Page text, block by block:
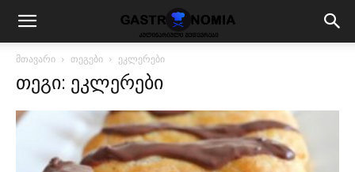
მთავარი თეგები ეკლერები
თეგი: ეკლერები